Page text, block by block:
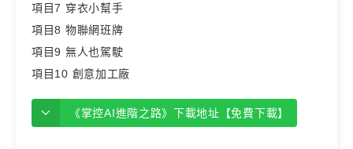
項目7 穿衣小幫手
項目8 物聯網班牌
項目9 無人也駕駛
項目10 創意加工廠
《掌控AI進階之路》下載地址【免費下載】